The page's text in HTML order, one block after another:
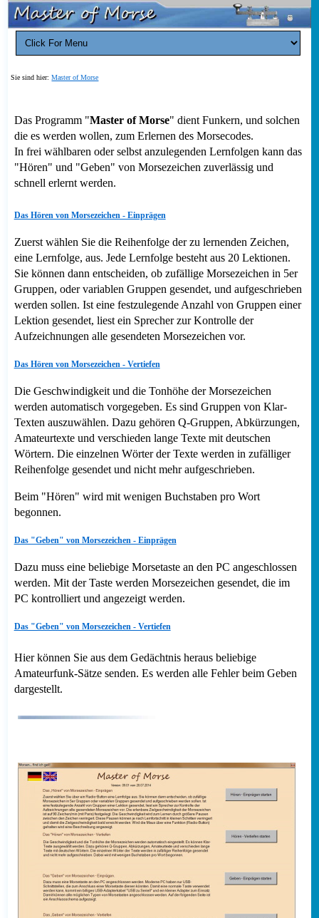
Sie sind hier:Master of Morse
Das Programm "Master of Morse" dient Funkern, und solchen
die es werden wollen, zum Erlernen des Morsecodes.
In frei wählbaren oder selbst anzulegenden Lernfolgen kann das
"Hören" und "Geben" von Morsezeichen zuverlässig und
schnell erlernt werden.
Das Hören von Morsezeichen - Einprägen
Zuerst wählen Sie die Reihenfolge der zu lernenden Zeichen,
eine Lernfolge, aus. Jede Lernfolge besteht aus 20 Lektionen.
Sie können dann entscheiden, ob zufällige Morsezeichen in 5er
Gruppen, oder variablen Gruppen gesendet, und aufgeschrieben
werden sollen. Ist eine festzulegende Anzahl von Gruppen einer
Lektion gesendet, liest ein Sprecher zur Kontrolle der
Aufzeichnungen alle gesendeten Morsezeichen vor.
Das Hören von Morsezeichen - Vertiefen
Die Geschwindigkeit und die Tonhöhe der Morsezeichen
werden automatisch vorgegeben. Es sind Gruppen von Klar-
Texten auszuwählen. Dazu gehören Q-Gruppen, Abkürzungen,
Amateurtexte und verschieden lange Texte mit deutschen
Wörtern. Die einzelnen Wörter der Texte werden in zufälliger
Reihenfolge gesendet und nicht mehr aufgeschrieben.
Beim "Hören" wird mit wenigen Buchstaben pro Wort
begonnen.
Das "Geben" von Morsezeichen - Einprägen
Dazu muss eine beliebige Morsetaste an den PC angeschlossen
werden. Mit der Taste werden Morsezeichen gesendet, die im
PC kontrolliert und angezeigt werden.
Das "Geben" von Morsezeichen - Vertiefen
Hier können Sie aus dem Gedächtnis heraus beliebige
Amateurfunk-Sätze senden. Es werden alle Fehler beim Geben
dargestellt.